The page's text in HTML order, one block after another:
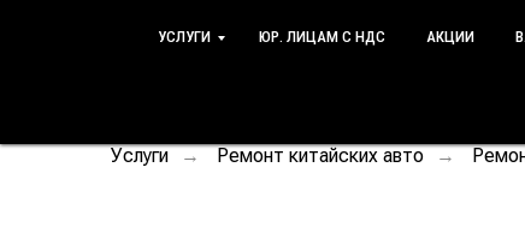
УСЛУГИ ЮР. ЛИЦАМ С НДС АКЦИИ
Услуги → Ремонт китайских авто →